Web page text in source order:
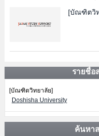
[บัณฑิตวิ
รายชื่อ
[บัณฑิตวิทยาลัย]
Doshisha University
ค้นหา